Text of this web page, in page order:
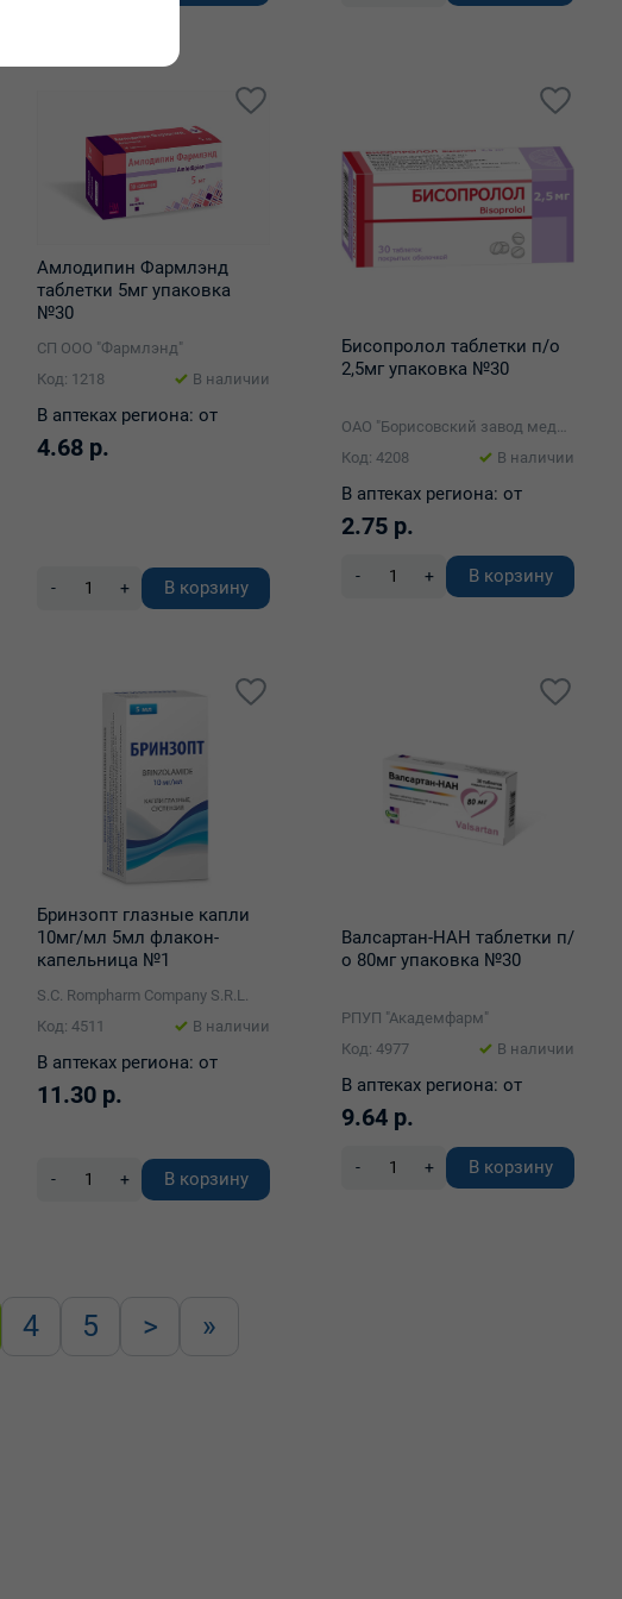
Амлодипин Фармлэнд
таблетки 5мг упаковка
№30
СП ООО "Фармлэнд"
Код: 1218
В наличии
В аптеках региона: от
4.68 р.
- + В корзину
Бисопролол таблетки п/о
2,5мг упаковка №30
Код: 4208
В наличии
В аптеках региона: от
2.75 р.
- + В корзину
Бринзопт глазные капли
10мг/мл 5мл флакон-
капельница №1
S.C. Rompharm Company S.R.L.
Код: 4511
В наличии
В аптеках региона: от
11.30 р.
- + В корзину
Валсартан-НАН таблетки п/
о 80мг упаковка №30
РПУП "Академфарм"
Код: 4977
В наличии
В аптеках региона: от
9.64 р.
- + В корзину
4 5 > »